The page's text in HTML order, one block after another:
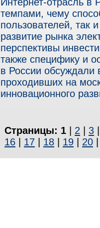
темпами, чему
пользователей, так
развитие рынка
перспективы
также специфику и
в России обсуждали
проходивших на
инновационного
Страницы: 1 2 3
16
17 18 19 20